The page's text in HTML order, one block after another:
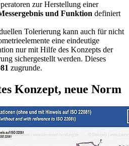
zur Herstellung einer
und Funktion definiert
Tolerierung kann auch für nicht
eine eindeutige
nur mit Hilfe des Konzepts der
sichergestellt werden. Dieses
zugrunde.
Konzept, neue Norm